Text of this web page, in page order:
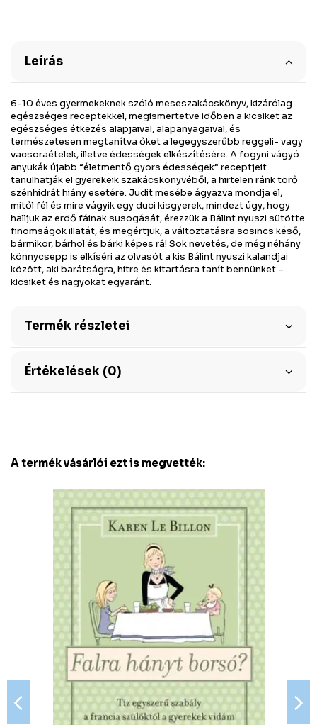
Leírás
6-10 éves gyermekeknek szóló meseszakácskönyv, kizárólag
egészséges receptekkel, megismertetve időben a kicsiket az
egészséges étkezés alapjaival, alapanyagaival, és
természetesen megtanítva őket a legegyszerűbb reggeli- vagy
vacsoraételek, illetve édességek elkészítésére. A fogyni vágyó
anyukák újabb “életmentő gyors édességek” receptjeit
tanulhatják el gyerekeik szakácskönyvéből, a hirtelen ránk törő
szénhidrát hiány esetére. Judit mesébe ágyazva mondja el,
mitől fél és mire vágyik egy duci kisgyerek, mindezt úgy, hogy
halljuk az erdő fáinak susogását, érezzük a Bálint nyuszi sütötte
finomságok illatát, és megértjük, a változtatásra sosincs késő,
bármikor, bárhol és bárki képes rá! Sok nevetés, de még néhány
könnycsepp is elkíséri az olvasót a kis Bálint nyuszi kalandjai
között, aki barátságra, hitre és kitartásra tanít bennünket –
kicsiket és nagyokat egyaránt.
Termék részletei
Értékelések (0)
A termék vásárlói ezt is megvették: